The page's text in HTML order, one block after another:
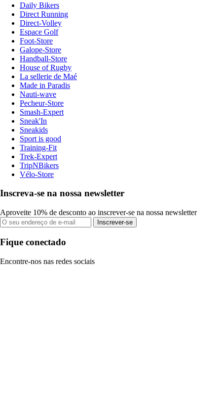
Daily Bikers
Direct Running
Direct-Volley
Espace Golf
Foot-Store
Galope-Store
Handball-Store
House of Rugby
La sellerie de Maé
Made in Paradis
Nauti-wave
Pecheur-Store
Smash-Expert
Sneak'In
Sneakids
Sport is good
Training-Fit
Trek-Expert
TripNBikers
Vélo-Store
Inscreva-se na nossa newsletter
Aproveite 10% de desconto ao inscrever-se na nossa newsletter
Inscrever-se
Fique conectado
Encontre-nos nas redes sociais